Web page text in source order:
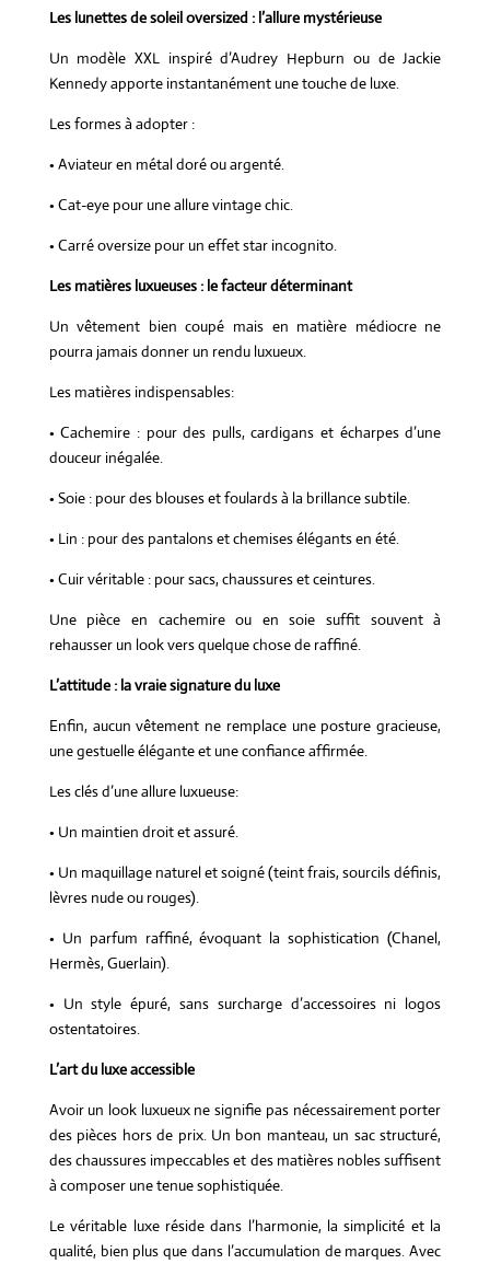
Les lunettes de soleil oversized : l’allure mystérieuse
Un modèle XXL inspiré d’Audrey Hepburn ou de Jackie
Kennedy apporte instantanément une touche de luxe.
Les formes à adopter :
• Aviateur en métal doré ou argenté.
• Cat-eye pour une allure vintage chic.
• Carré oversize pour un effet star incognito.
Les matières luxueuses : le facteur déterminant
Un vêtement bien coupé mais en matière médiocre ne
pourra jamais donner un rendu luxueux.
Les matières indispensables:
• Cachemire : pour des pulls, cardigans et écharpes d’une
douceur inégalée.
• Soie : pour des blouses et foulards à la brillance subtile.
• Lin : pour des pantalons et chemises élégants en été.
• Cuir véritable : pour sacs, chaussures et ceintures.
Une pièce en cachemire ou en soie suffit souvent à
rehausser un look vers quelque chose de raffiné.
L’attitude : la vraie signature du luxe
Enfin, aucun vêtement ne remplace une posture gracieuse,
une gestuelle élégante et une confiance affirmée.
Les clés d’une allure luxueuse:
• Un maintien droit et assuré.
• Un maquillage naturel et soigné (teint frais, sourcils définis,
lèvres nude ou rouges).
• Un parfum raffiné, évoquant la sophistication (Chanel,
Hermès, Guerlain).
• Un style épuré, sans surcharge d’accessoires ni logos
ostentatoires.
L’art du luxe accessible
Avoir un look luxueux ne signifie pas nécessairement porter
des pièces hors de prix. Un bon manteau, un sac structuré,
des chaussures impeccables et des matières nobles suffisent
à composer une tenue sophistiquée.
Le véritable luxe réside dans l’harmonie, la simplicité et la
qualité, bien plus que dans l’accumulation de marques. Avec